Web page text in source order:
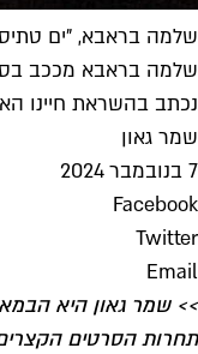
שלמה בראבא, "ים טתיס"
שלמה בראבא מככב
נכתב בהשראת חיינו
שמר גאון
7 בנובמבר 2024
Facebook
Twitter
Email
תחרות הסרטים